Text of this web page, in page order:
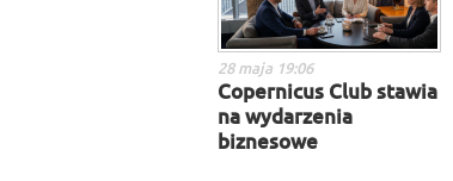
28 maja 19:06
Copernicus Club stawia
na wydarzenia
biznesowe